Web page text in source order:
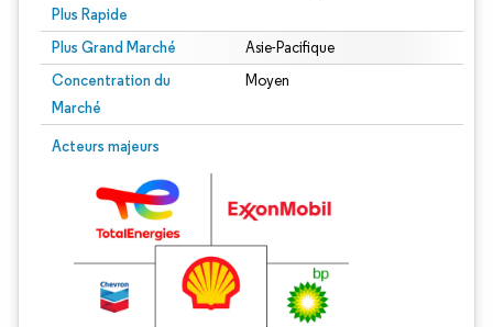
Plus Rapide
Plus Grand Marché Asie-Pacifique
Concentration du
Marché
Moyen
Acteurs majeurs
Image © Mordor Intelligence. La réutilisation nécessite une attribution sous CC